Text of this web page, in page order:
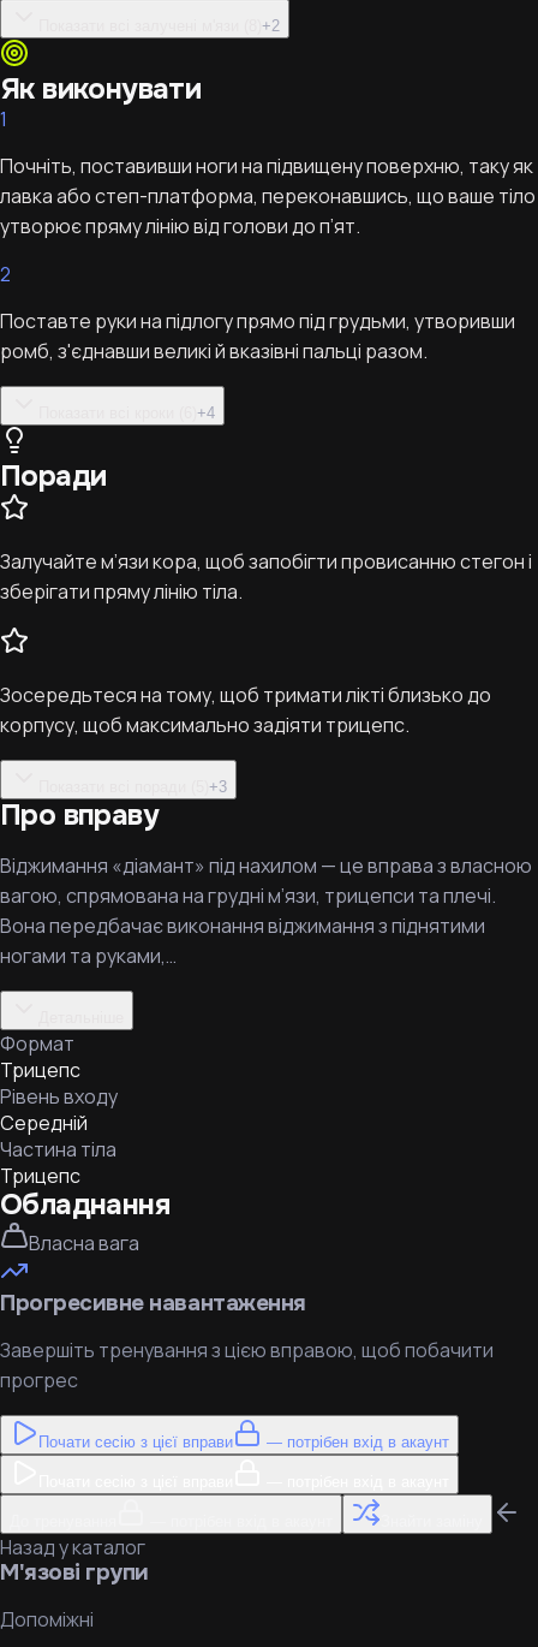
+2
Як виконувати
1
Почніть, поставивши ноги на підвищену поверхню, таку як
лавка або степ-платформа, переконавшись, що ваше тіло
утворює пряму лінію від голови до п’ят.
2
Поставте руки на підлогу прямо під грудьми, утворивши
ромб, з'єднавши великі й вказівні пальці разом.
+4
Поради
Залучайте м’язи кора, щоб запобігти провисанню стегон і
зберігати пряму лінію тіла.
Зосередьтеся на тому, щоб тримати лікті близько до
корпусу, щоб максимально задіяти трицепс.
+3
Про вправу
Віджимання «діамант» під нахилом — це вправа з власною
вагою, спрямована на грудні м’язи, трицепси та плечі.
Вона передбачає виконання віджимання з піднятими
ногами та руками,…
Формат
Трицепс
Рівень входу
Середній
Частина тіла
Трицепс
Обладнання
Власна вага
Прогресивне навантаження
Завершіть тренування з цією вправою, щоб побачити
прогрес
Почати сесію з цієї вправи — потрібен вхід в акаунт
Назад у каталог
М'язові групи
Допоміжні